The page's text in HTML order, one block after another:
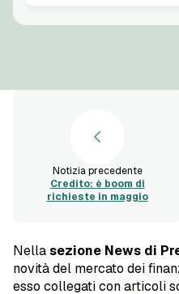
Notizia precedente
Credito: è boom di
richieste in maggio
Nellasezione News di
novità del mercato dei
esso collegati con articoli